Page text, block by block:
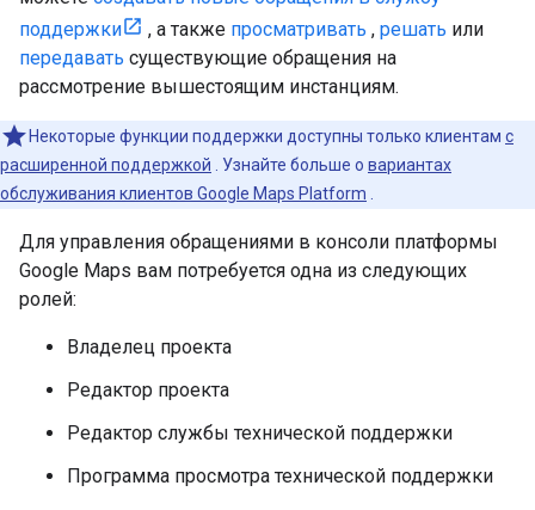
поддержки
, а также просматривать , решать или
передавать существующие обращения на
рассмотрение вышестоящим инстанциям.
Некоторые функции поддержки доступны только клиентам с
расширенной поддержкой . Узнайте больше о вариантах
обслуживания клиентов Google Maps Platform
Для управления обращениями в консоли платформы
Google Maps вам потребуется одна из следующих
ролей:
Владелец проекта
Редактор проекта
Редактор службы технической поддержки
Программа просмотра технической поддержки